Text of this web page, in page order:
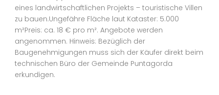
eines landwirtschaftlichen Projekts – touristische Villen
zu bauen.Ungefähre Fläche laut Kataster: 5.000
m²Preis: ca. 18 € pro m². Angebote werden
angenommen. Hinweis: Bezüglich der
Baugenehmigungen muss sich der Käufer direkt beim
technischen Büro der Gemeinde Puntagorda
erkundigen.